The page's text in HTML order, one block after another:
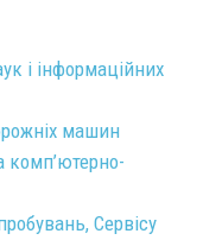
і інформаційних
машин
комп’ютерно-
Сервісу